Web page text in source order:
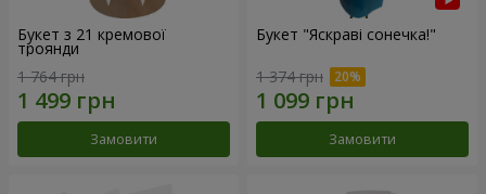
Букет з 21 кремової
троянди
1 764 грн
Замовити
Букет "Яскраві сонечка!"
1 374 грн
Замовити